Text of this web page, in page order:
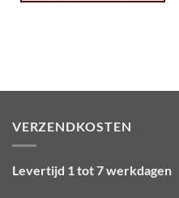
VERZENDKOSTEN
Levertijd 1 tot 7 werkdagen